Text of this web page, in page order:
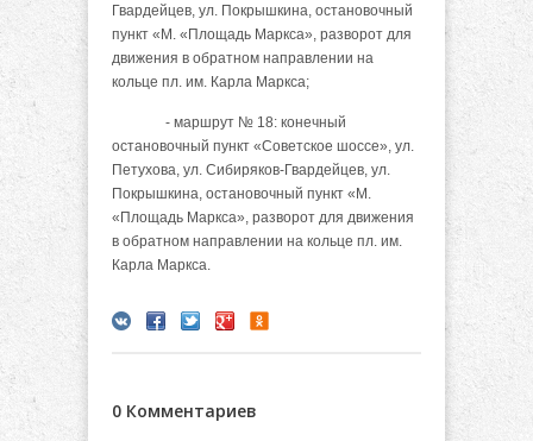
Гвардейцев, ул. Покрышкина, остановочный
пункт «М. «Площадь Маркса», разворот для
движения в обратном направлении на
кольце пл. им. Карла Маркса;
- маршрут № 18: конечный
остановочный пункт «Советское шоссе», ул.
Петухова, ул. Сибиряков-Гвардейцев, ул.
Покрышкина, остановочный пункт «М.
«Площадь Маркса», разворот для движения
в обратном направлении на кольце пл. им.
Карла Маркса.
0 Комментариев